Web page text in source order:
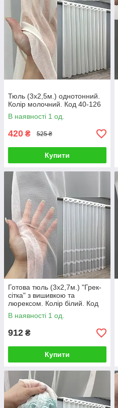
Тюль (3х2,5м.) однотонний.
Колір молочний. Код 40-126
В наявності 1 од.
420 ₴ 525 ₴
Купити
Готова тюль (3х2,7м.) "Грек-
сітка" з вишивкою та
люрексом. Колір білий. Код
1822т 42-0806
В наявності 1 од.
912 ₴
Купити